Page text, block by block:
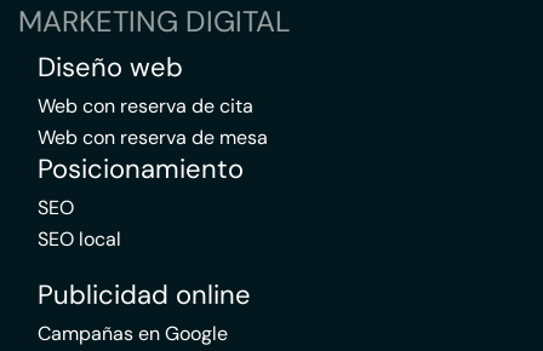
MARKETING DIGITAL
Diseño web
Web con reserva de cita
Web con reserva de mesa
Posicionamiento
SEO
SEO local
Publicidad online
Campañas en Google